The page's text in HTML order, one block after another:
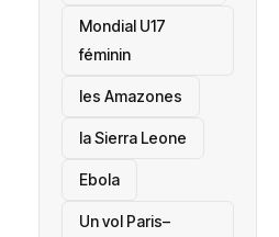
Mondial U17
féminin
les Amazones
la Sierra Leone
‎Ebola
Un vol Paris–